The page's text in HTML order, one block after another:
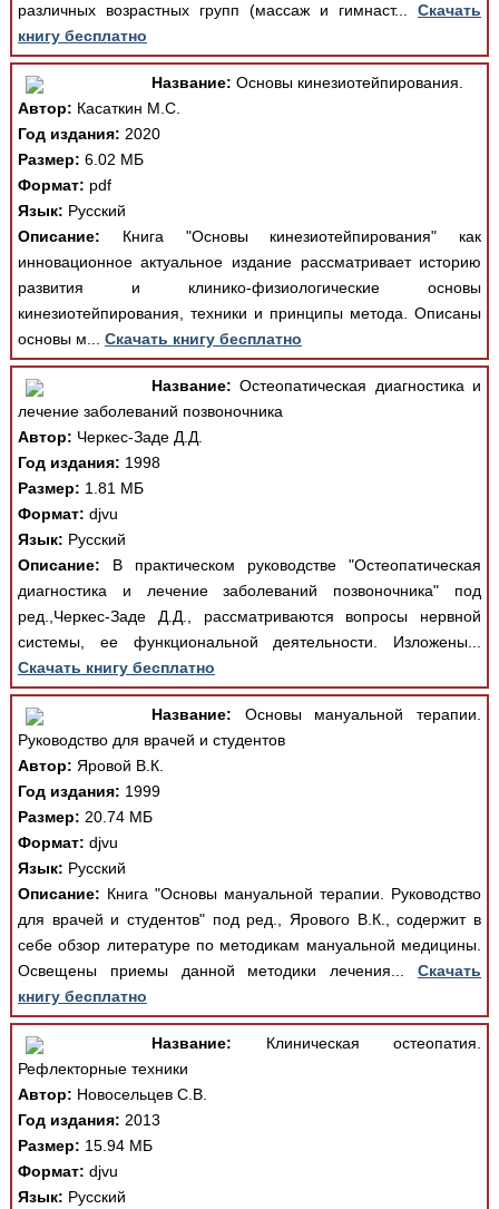
различных возрастных групп (массаж и гимнаст...Скачать
книгу бесплатно
Название: Основы кинезиотейпирования.
Автор: Касаткин М.С.
Год издания: 2020
Размер: 6.02 МБ
Формат: pdf
Язык: Русский
Описание: Книга "Основы кинезиотейпирования" как
инновационное актуальное издание рассматривает историю
развития и клинико-физиологические основы
кинезиотейпирования, техники и принципы метода. Описаны
основы м... Скачать книгу бесплатно
Название: Остеопатическая диагностика и
лечение заболеваний позвоночника
Автор: Черкес-Заде Д.Д.
Год издания: 1998
Размер: 1.81 МБ
Формат: djvu
Язык: Русский
Описание: В практическом руководстве "Остеопатическая
диагностика и лечение заболеваний позвоночника" под
ред.,Черкес-Заде Д.Д., рассматриваются вопросы нервной
системы, ее функциональной деятельности. Изложены...
Скачать книгу бесплатно
Название: Основы мануальной терапии.
Руководство для врачей и студентов
Автор: Яровой В.К.
Год издания: 1999
Размер: 20.74 МБ
Формат: djvu
Язык: Русский
Описание: Книга "Основы мануальной терапии. Руководство
для врачей и студентов" под ред., Ярового В.К., содержит в
себе обзор литературе по методикам мануальной медицины.
Освещены приемы данной методики лечения...Скачать
книгу бесплатно
Название: Клиническая остеопатия.
Рефлекторные техники
Автор: Новосельцев С.В.
Год издания: 2013
Размер: 15.94 МБ
Формат: djvu
Язык: Русский